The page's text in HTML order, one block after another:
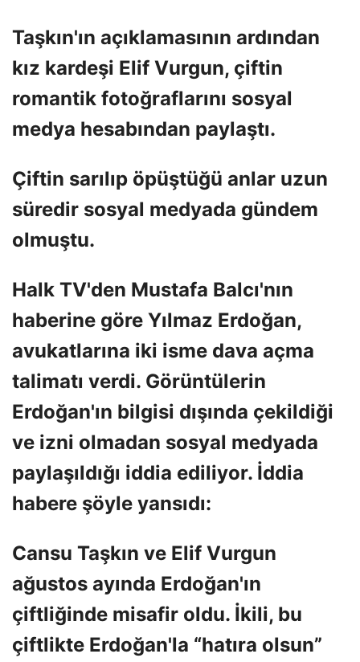
Taşkın'ın açıklamasının ardından
kız kardeşi Elif Vurgun, çiftin
romantik fotoğraflarını sosyal
medya hesabından paylaştı.
Çiftin sarılıp öpüştüğü anlar uzun
süredir sosyal medyada gündem
olmuştu.
Halk TV'den Mustafa Balcı'nın
haberine göre Yılmaz Erdoğan,
avukatlarına iki isme dava açma
talimatı verdi. Görüntülerin
Erdoğan'ın bilgisi dışında çekildiği
ve izni olmadan sosyal medyada
paylaşıldığı iddia ediliyor. İddia
habere şöyle yansıdı:
Cansu Taşkın ve Elif Vurgun
ağustos ayında Erdoğan'ın
çiftliğinde misafir oldu. İkili, bu
çiftlikte Erdoğan'la “hatıra olsun”